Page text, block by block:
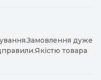
дуже
товара